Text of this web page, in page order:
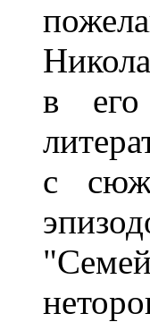
в его
с